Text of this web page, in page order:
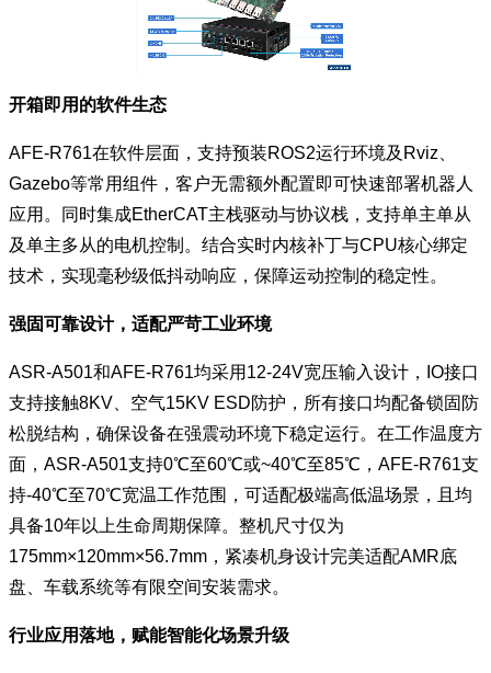
开箱即用的软件生态
AFE-R761在软件层面，支持预装ROS2运行环境及Rviz、
Gazebo等常用组件，客户无需额外配置即可快速部署机器人
应用。同时集成EtherCAT主栈驱动与协议栈，支持单主单从
及单主多从的电机控制。结合实时内核补丁与CPU核心绑定
技术，实现毫秒级低抖动响应，保障运动控制的稳定性。
强固可靠设计，适配严苛工业环境
ASR-A501和AFE-R761均采用12-24V宽压输入设计，IO接口
支持接触8KV、空气15KV ESD防护，所有接口均配备锁固防
松脱结构，确保设备在强震动环境下稳定运行。在工作温度方
面，ASR-A501支持0℃至60℃或~40℃至85℃，AFE-R761支
持-40℃至70℃宽温工作范围，可适配极端高低温场景，且均
具备10年以上生命周期保障。整机尺寸仅为
175mm×120mm×56.7mm，紧凑机身设计完美适配AMR底
盘、车载系统等有限空间安装需求。
行业应用落地，赋能智能化场景升级